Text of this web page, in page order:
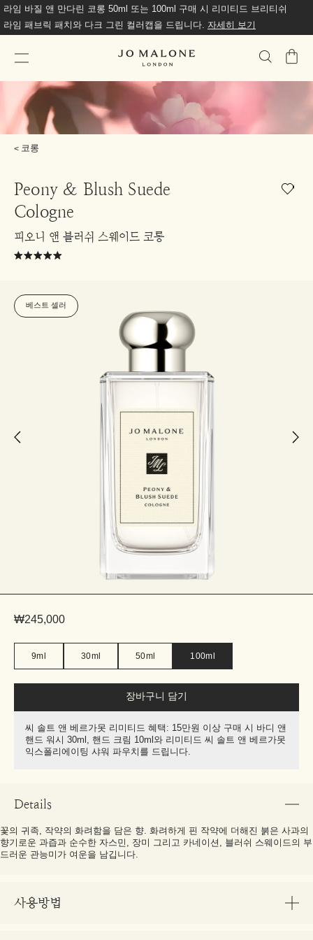
라임 바질 앤 만다린 코롱 50ml 또는 100ml 구매 시 리미티드 브리티쉬
라임 패브릭 패치와 다크 그린 컬러캡을 드립니다. 자세히 보기
가
코롱
Peony & Blush Suede
Cologne
피오니 앤 블러쉬 스웨이드 코롱
베스트 셀러
₩245,000
9ml 30ml 50ml 100ml
장바구니 담기
씨 솔트 앤 베르가못 리미티드 혜택: 15만원 이상 구매 시 바디 앤
핸드 워시 30ml, 핸드 크림 10ml와 리미티드 씨 솔트 앤 베르가못
익스폴리에이팅 샤워 파우치를 드립니다.
Details
꽃의 귀족, 작약의 화려함을 담은 향. 화려하게 핀 작약에 더해진 붉은 사과의
향기로운 과즙과 순수한 자스민, 장미 그리고 카네이션, 블러쉬 스웨이드의 부
드러운 관능미가 여운을 남깁니다.
사용방법